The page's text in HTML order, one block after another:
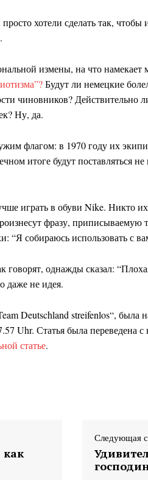
хотели сделать так,
измены, на что
Будут ли немецкие
чиновников? Действительно
Ну, да.
флагом: в 1970 году их
итоге будут поставляться
играть в обуви Nike. Никто
фразу,
“Я собираюсь использовать с
говорят, однажды сказал:
даже не идея.
Deutschland streifenlos“,
Uhr. Статья была переведена
статье.
Следующая